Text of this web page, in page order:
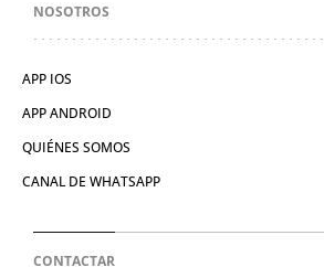
NOSOTROS
APP IOS
APP ANDROID
QUIÉNES SOMOS
CANAL DE WHATSAPP
CONTACTAR